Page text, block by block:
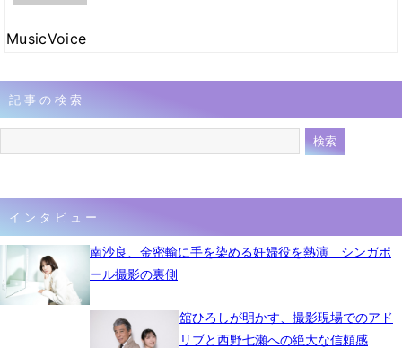
MusicVoice
記事の検索
インタビュー
南沙良、金密輸に手を染める妊婦役を熱演 シンガポ
ール撮影の裏側
舘ひろしが明かす、撮影現場でのアド
リブと西野七瀬への絶大な信頼感